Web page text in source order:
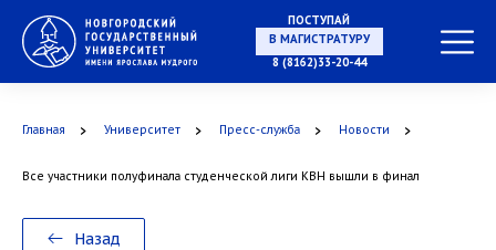
ПОСТУПАЙ
НА СПЕЦИАЛИТЕТ
В МАГИСТРАТУРУ
8 (8162)33-20-44
Главная Университет Пресс-служба Новости
Все участники полуфинала студенческой лиги КВН вышли в финал
Назад